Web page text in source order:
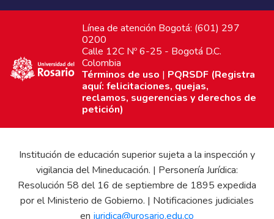
Línea de atención Bogotá: (601) 297
0200
Calle 12C Nº 6-25 - Bogotá D.C.
Colombia
Términos de uso | PQRSDF (Registra
aquí: felicitaciones, quejas,
reclamos, sugerencias y derechos de
petición)
Institución de educación superior sujeta a la inspección y
vigilancia del Mineducación. | Personería Jurídica:
Resolución 58 del 16 de septiembre de 1895 expedida
por el Ministerio de Gobierno. | Notificaciones judiciales
en juridica@urosario.edu.co